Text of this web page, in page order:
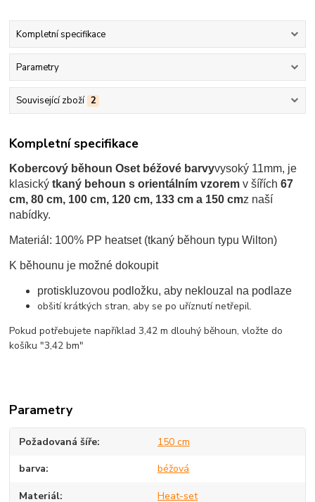
Kompletní specifikace
Parametry
Související zboží 2
Kompletní specifikace
Kobercový běhoun Oset béžové barvyvysoký 11mm, je
klasickýtkaný behoun sorientálním vzorem v šířích67
cm, 80 cm, 100 cm, 120 cm, 133 cm a 150 cmz naší
nabídky.
Materiál: 100% PP heatset (tkaný běhoun typu Wilton)
K běhounu je možné dokoupit
protiskluzovou podložku, aby neklouzal na podlaze
obšití krátkých stran, aby se po uříznutí netřepil.
Pokud potřebujete například 3,42 m dlouhý běhoun, vložte do
košíku "3,42 bm"
Parametry
Požadovaná šíře 150 cm
barva béžová
Materiál Heat-set